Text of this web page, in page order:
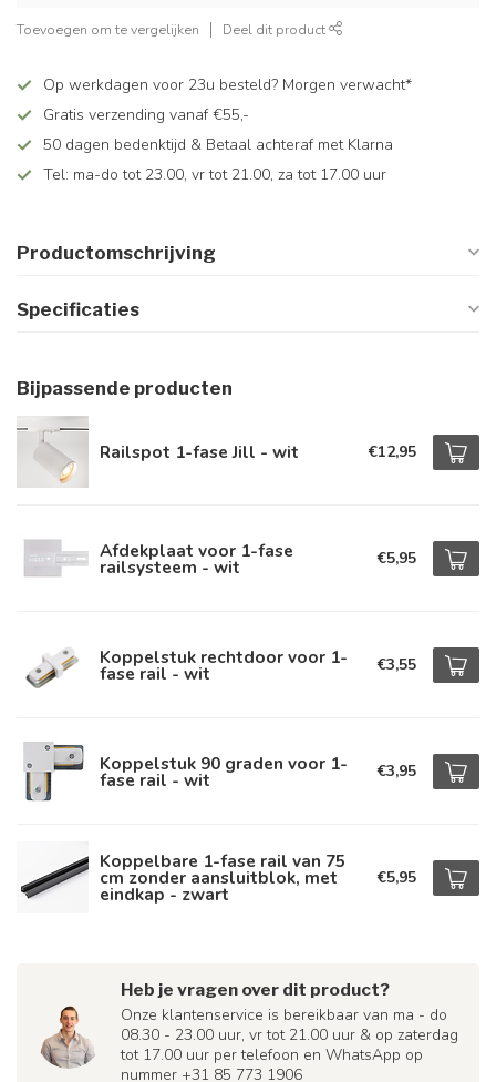
Toevoegen om te vergelijken Deel dit product
Op werkdagen voor 23u besteld? Morgen verwacht*
Gratis verzending vanaf €55,-
50 dagen bedenktijd & Betaal achteraf met Klarna
Tel: ma-do tot 23.00, vr tot 21.00, za tot 17.00 uur
Productomschrijving
Specificaties
Bijpassende producten
Railspot 1-fase Jill - wit €12,95
Afdekplaat voor 1-fase
railsysteem - wit €5,95
Koppelstuk rechtdoor voor 1-
fase rail - wit €3,55
Koppelstuk 90 graden voor 1-
fase rail - wit €3,95
Koppelbare 1-fase rail van 75
cm zonder aansluitblok, met
eindkap - zwart
€5,95
Heb je vragen over dit product?
Onze klantenservice is bereikbaar van ma - do
08.30 - 23.00 uur, vr tot 21.00 uur & op zaterdag
tot 17.00 uur per telefoon en WhatsApp op
nummer +31 85 773 1906